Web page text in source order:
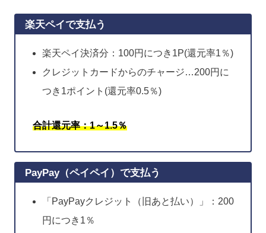
楽天ペイで支払う
楽天ペイ決済分：100円につき1P(還元率1％)
クレジットカードからのチャージ…200円に
つき1ポイント(還元率0.5％)
合計還元率：1～1.5％
PayPay（ペイペイ）で支払う
「PayPayクレジット（旧あと払い）」：200
円につき1％